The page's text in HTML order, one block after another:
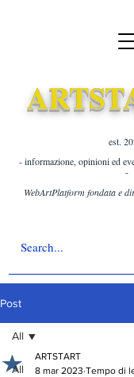
est.
- informazione, opinioni ed
-
WebArtPlatform fondata e
Post
All
All
ARTSTART
8 mar 2023 Tempo di